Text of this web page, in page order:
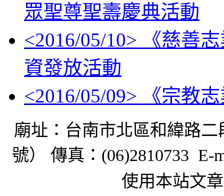
眾聖尊聖壽慶典活動
<2016/05/10> 《慈善
資發放活動
<2016/05/09> 《宗教
廟址：台南市北區和緯路二
號） 傳真： (06)2810733 E-
使用本站文